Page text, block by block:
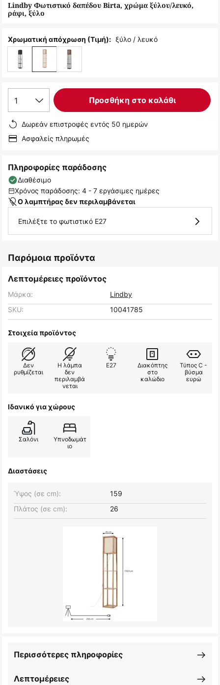
εικόνων
Lindby Φωτιστικό δαπέδου Birta, χρώμα ξύλου/λευκό,
ράφι, ξύλο
Χρωματική απόχρωση (Τιμή): ξύλο / λευκό
1 Προσθήκη στο καλάθι
Δωρεάν επιστροφές εντός 50 ημερών
Ασφαλείς πληρωμές
Πληροφορίες παράδοσης
Διαθέσιμο
Χρόνος παράδοσης: 4 - 7 εργάσιμες ημέρες
Ο λαμπτήρας δεν περιλαμβάνεται
Επιλέξτε το φωτιστικό E27
Παρόμοια προϊόντα
Λεπτομέρειες προϊόντος
Μάρκα:
Lindby
SKU:
10041785
Στοιχεία προϊόντος
Δεν
ρυθμίζεται
Η λάμπα
δεν
περιλαμβά
νεται
E27
Διακόπτης
στο
καλώδιο
Τύπος C -
βύσμα
ευρώ
Ιδανικό για χώρους
Σαλόνι
Υπνοδωμάτ
ιο
Διαστάσεις
Πλάτος (σε cm): 26
Ύψος (σε cm): 159
Λεπτομέρειες
Περισσότερες πληροφορίες